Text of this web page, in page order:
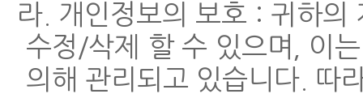
라. 개인정보의 보호 : 귀하
수정/삭제 할 수 있으며, 이
의해 관리되고 있습니다. 따